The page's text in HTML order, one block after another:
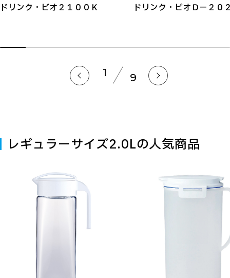
ドリンク・ビオ２１００Ｋ ドリンク・ビオＤ－２０
1 9
レギュラーサイズ2.0Lの人気商品